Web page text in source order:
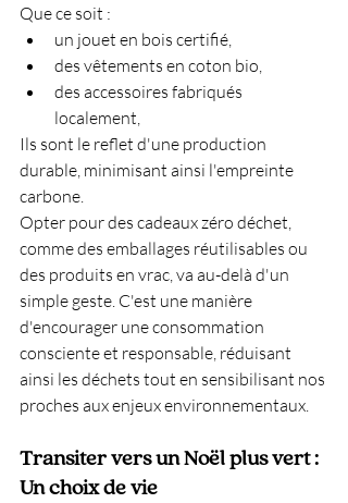
Que ce soit :
un jouet en bois certifié,
des vêtements en coton bio,
des accessoires fabriqués
localement,
Ils sont le reflet d'une production
durable, minimisant ainsi l'empreinte
carbone.
Opter pour des cadeaux zéro déchet,
comme des emballages réutilisables ou
des produits en vrac, va au-delà d'un
simple geste. C'est une manière
d'encourager une consommation
consciente et responsable, réduisant
ainsi les déchets tout en sensibilisant nos
proches aux enjeux environnementaux.
Transiter vers un Noël plus vert :
Un choix de vie